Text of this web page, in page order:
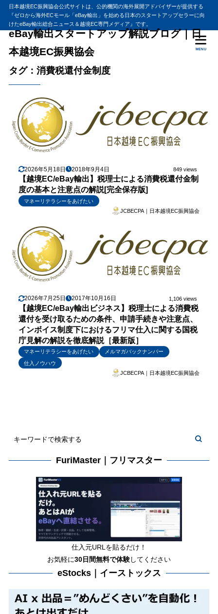
日本越境EC振興協会公式サイトは、公的機関の海外展開アドバイザーが提供する
『ゼロから海外ECモール「eBay輸出」を始める日本のスタートアップセラーに向
けたeBay輸出総合ニュース＆越境EC専門メディア』です。
eBay輸出スタートアップ解説ブログ｜日
本越境EC振興協会
MENU
タグ：消費税還付金制度
2026年5月18日 2018年9月4日 849 views
【越境EC/eBay輸出】税理士による消費税還付金制
度の基本と注意点の解説[完全保存版]
マネーリテラシーをあげたい
JCBECPA｜日本越境EC振興協会
2026年7月25日 2017年10月16日 1,106 views
【越境EC/eBay輸出ビジネス】税理士による消費税
還付を受け取るための条件、申請手続きや注意点、
インボイス制度下におけるフリマ仕入に関する国税
庁見解の解説を徹底解説［最新版］
マネーリテラシーをあげたい
メルマガバックナンバー
仕入ノウハウ
JCBECPA｜日本越境EC振興協会
FuriMaster｜フリマスター
仕入元URLを貼るだけ！
お気軽に30日間無料で体験してください
eStocks｜イーストックス